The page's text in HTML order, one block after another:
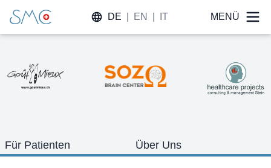
DE EN IT MENÜ
Für Patienten Über Uns